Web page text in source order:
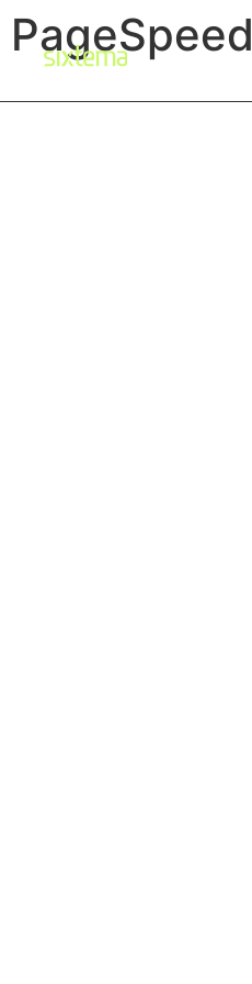
PageSpeed